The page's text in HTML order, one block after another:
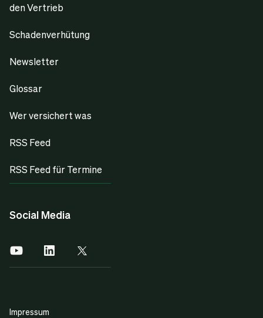
den Vertrieb
Schadenverhütung
Newsletter
Glossar
Wer versichert was
RSS Feed
RSS Feed für Termine
Social Media
Impressum